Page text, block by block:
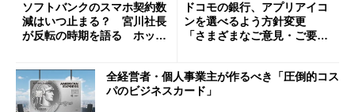
ソフトバンクのスマホ契約数
減はいつ止まる？ 宮川社長
が反転の時期を語る ホッピ
ドコモの銀行、アプリアイコ
ンを選べるよう方針変更
「さまざまなご意見・ご要望
全経営者・個人事業主が作るべき「圧倒的コス
パのビジネスカード」